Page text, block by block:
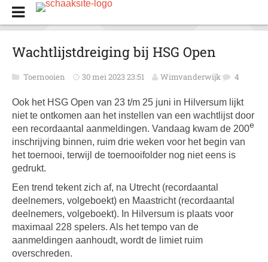
Wachtlijstdreiging bij HSG Open
Toernooien 30 mei 2023 23:51 Wimvanderwijk 4
Ook het HSG Open van 23 t/m 25 juni in Hilversum lijkt
niet te ontkomen aan het instellen van een wachtlijst door
een recordaantal aanmeldingen. Vandaag kwam de 200e
inschrijving binnen, ruim drie weken voor het begin van
het toernooi, terwijl de toernooifolder nog niet eens is
gedrukt.
Een trend tekent zich af, na Utrecht (recordaantal
deelnemers, volgeboekt) en Maastricht (recordaantal
deelnemers, volgeboekt). In Hilversum is plaats voor
maximaal 228 spelers. Als het tempo van de
aanmeldingen aanhoudt, wordt de limiet ruim
overschreden.